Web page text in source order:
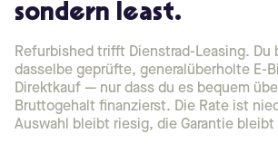
sondern least.
Refurbished trifft Dienstrad-Leasing. Du
dasselbe geprüfte, generalüberholte E-
Direktkauf — nur dass du es bequem
Bruttogehalt finanzierst. Die Rate ist
Auswahl bleibt riesig, die Garantie